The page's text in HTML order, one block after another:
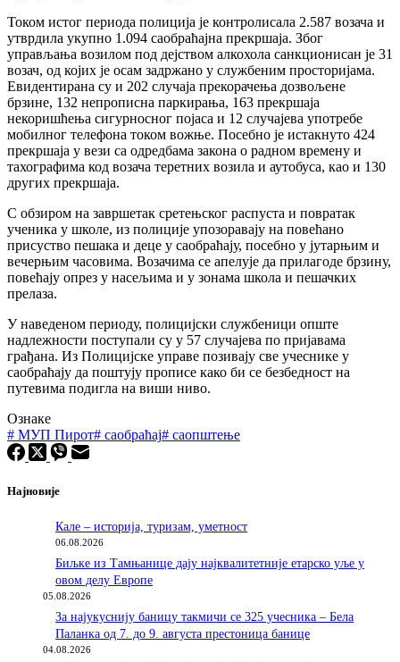
Током истог периода полиција је контролисала 2.587 возача и
утврдила укупно 1.094 саобраћајна прекршаја. Због
управљања возилом под дејством алкохола санкционисан је 31
возач, од којих је осам задржано у службеним просторијама.
Евидентирана су и 202 случаја прекорачења дозвољене
брзине, 132 непрописна паркирања, 163 прекршаја
некоришћења сигурносног појаса и 12 случајева употребе
мобилног телефона током вожње. Посебно је истакнуто 424
прекршаја у вези са одредбама закона о радном времену и
тахографима код возача теретних возила и аутобуса, као и 130
других прекршаја.
С обзиром на завршетак сретењског распуста и повратак
ученика у школе, из полиције упозоравају на повећано
присуство пешака и деце у саобраћају, посебно у јутарњим и
вечерњим часовима. Возачима се апелује да прилагоде брзину,
повећају опрез у насељима и у зонама школа и пешачких
прелаза.
У наведеном периоду, полицијски службеници опште
надлежности поступали су у 57 случајева по пријавама
грађана. Из Полицијске управе позивају све учеснике у
саобраћају да поштују прописе како би се безбедност на
путевима подигла на виши ниво.
Ознаке
# МУП Пирот# саобраћај# саопштење
Најновије
Кале – историја, туризам, уметност
06.08.2026
Биљке из Тамњанице дају најквалитетније етарско уље у
овом делу Европе
05.08.2026
За најукуснију баницу такмичи се 325 учесника – Бела
Паланка од 7. до 9. августа престоница банице
04.08.2026